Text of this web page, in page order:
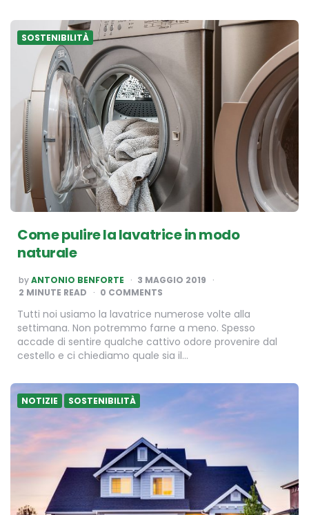
SOSTENIBILITÀ
Come pulire la lavatrice in modo
naturale
POSTED
BY
byANTONIO BENFORTE
3 MAGGIO 2019
2 MINUTE READ 0 COMMENTS
Tutti noi usiamo la lavatrice numerose volte alla
settimana. Non potremmo farne a meno. Spesso
accade di sentire qualche cattivo odore provenire dal
cestello e ci chiediamo quale sia il…
NOTIZIE SOSTENIBILITÀ